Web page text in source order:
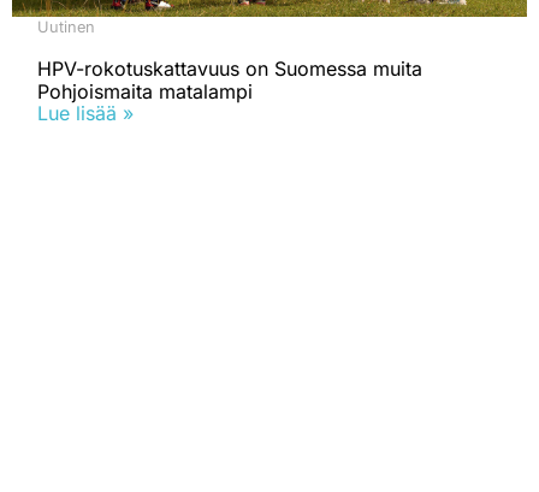
Uutinen
HPV-rokotuskattavuus on Suomessa muita
Pohjoismaita matalampi
Lue lisää »